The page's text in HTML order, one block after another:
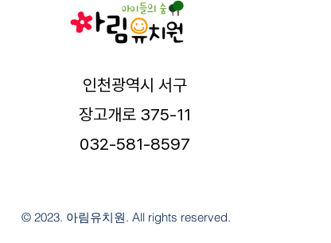
인천광역시 서구
장고개로 375-11
032-581-8597
© 2023. 아림유치원. All rights reserved.